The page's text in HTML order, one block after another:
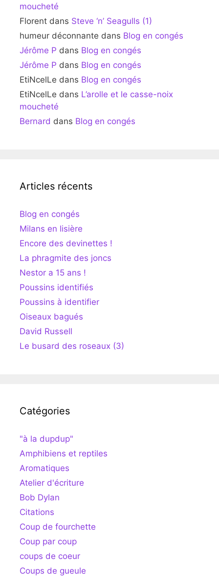
moucheté
Florent dans Steve ‘n’ Seagulls (1)
humeur déconnante dans Blog en congés
Jérôme P dans Blog en congés
Jérôme P dans Blog en congés
EtiNcelLe dans Blog en congés
EtiNcelLe dans L’arolle et le casse-noix
moucheté
Bernard dans Blog en congés
Articles récents
Blog en congés
Milans en lisière
Encore des devinettes !
La phragmite des joncs
Nestor a 15 ans !
Poussins identifiés
Poussins à identifier
Oiseaux bagués
David Russell
Le busard des roseaux (3)
Catégories
"à la dupdup"
Amphibiens et reptiles
Aromatiques
Atelier d'écriture
Bob Dylan
Citations
Coup de fourchette
Coup par coup
coups de coeur
Coups de gueule